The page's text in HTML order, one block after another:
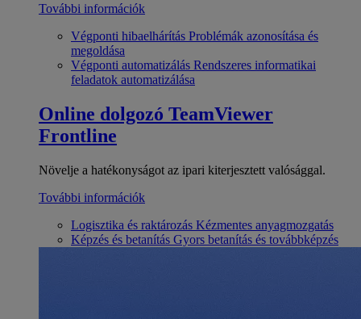
További információk
Végponti hibaelhárítás Problémák azonosítása és
megoldása
Végponti automatizálás Rendszeres informatikai
feladatok automatizálása
Online dolgozó TeamViewer
Frontline
Növelje a hatékonyságot az ipari kiterjesztett valósággal.
További információk
Logisztika és raktározás Kézmentes anyagmozgatás
Képzés és betanítás Gyors betanítás és továbbképzés